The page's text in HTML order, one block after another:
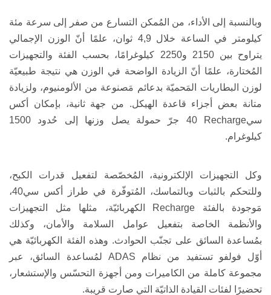
وبالنسبة إلى الأداء، من المُمكن التسارع من صفر إلى سرعة مئة
كيلومتر في الساعة خلال 4,9 ثوان، علمًا أنّ الوزن الإجمالي
يتراوح بين 2150 و2250 كيلوغرامًا، بحسب الفئة والتجهيزات
المُختارة، علمًا أنّ الزيادة الواضحة في الوزن هي نتيجة طبيعيّة
لوزن البطاريات المَحميّة بدعائم مَصنوعة من الألومنيوم، ولزيادة
متانة بعض أجزاء قاعدة الهيكل. من جهة ثانية، بإمكان
أكس
سي40 Recharge
جرّ حمولة يصل وزنها إلى حُدود 1500
كيلوغرام.
وكل التجهيزات الإلكترونية، المُخصّصة لتفعيل قدرات الكبح،
وللتحكم بالثبات وبالتماسك، المُتوفّرة في طراز
أكس سي40،
مَوجودة بالفئة Recharge
الكهربائيّة، مثلها مثل التجهيزات
والأنظمة الخاصة بتفعيل عوامل السلامة والأمان، وكذلك
بمُساعدة السائق على تجنّب الحوادث. وهذه الفئة الكهربائيّة هي
أوّل فولفو تستفيد من نظام ADAS لمُساعدة السائق، عبر
مجموعة كاملة من الكاميرات ومن أجهزة التحسّس والإستشعار،
تحضيرًا لفئات القيادة الذاتيّة التي صارت قريبة.